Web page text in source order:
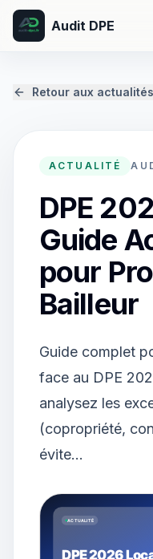
Audit DPE
Retour aux actualités
ACTUALITÉ
DPE
Guide
pour
Bailleur
Guide complet
face au DPE
analysez les
(copropriété,
évite…